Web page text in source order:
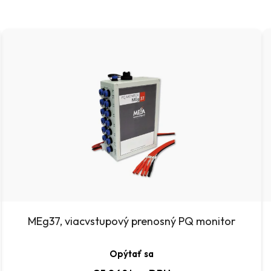
MEg37, viacvstupový prenosný PQ monitor
Opýtať sa